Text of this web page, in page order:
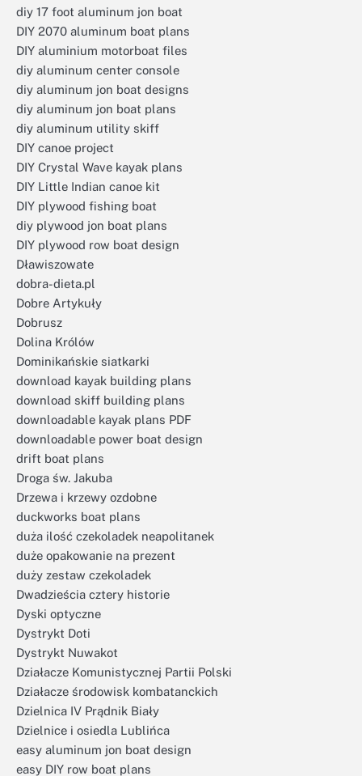
diy 17 foot aluminum jon boat
DIY 2070 aluminum boat plans
DIY aluminium motorboat files
diy aluminum center console
diy aluminum jon boat designs
diy aluminum jon boat plans
diy aluminum utility skiff
DIY canoe project
DIY Crystal Wave kayak plans
DIY Little Indian canoe kit
DIY plywood fishing boat
diy plywood jon boat plans
DIY plywood row boat design
Dławiszowate
dobra-dieta.pl
Dobre Artykuły
Dobrusz
Dolina Królów
Dominikańskie siatkarki
download kayak building plans
download skiff building plans
downloadable kayak plans PDF
downloadable power boat design
drift boat plans
Droga św. Jakuba
Drzewa i krzewy ozdobne
duckworks boat plans
duża ilość czekoladek neapolitanek
duże opakowanie na prezent
duży zestaw czekoladek
Dwadzieścia cztery historie
Dyski optyczne
Dystrykt Doti
Dystrykt Nuwakot
Działacze Komunistycznej Partii Polski
Działacze środowisk kombatanckich
Dzielnica IV Prądnik Biały
Dzielnice i osiedla Lublińca
easy aluminum jon boat design
easy DIY row boat plans